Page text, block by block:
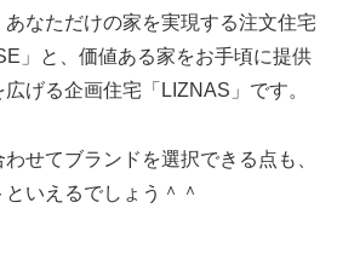
なただけの家を実現する注文住宅
」と、価値ある家をお手頃に提供
げる企画住宅「LIZNAS」です。
せてブランドを選択できる点も、
いえるでしょう＾＾